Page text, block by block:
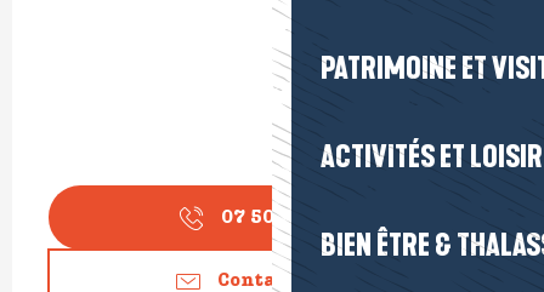
PATRIMOINE ET
ACTIVITÉS ET
BIEN ÊTRE &
07 50 06 79
Contactez-nous